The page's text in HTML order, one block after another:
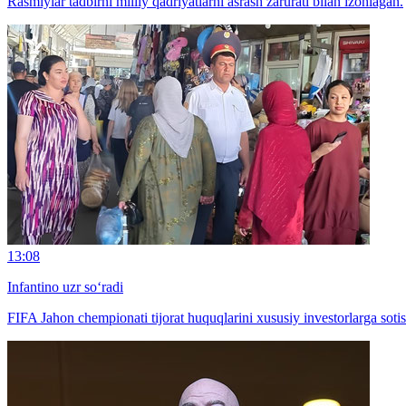
13:08
Infantino uzr so‘radi
FIFA Jahon chempionati tijorat huquqlarini xususiy investorlarga